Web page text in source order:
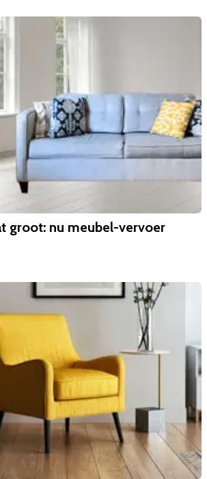
groot: nu meubel-vervoer